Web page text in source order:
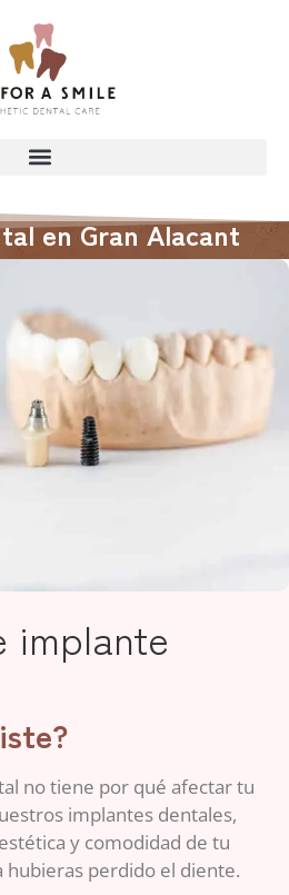
en Gran Alacant
implante
no tiene por qué afectar tu
implantes dentales,
y comodidad de tu
hubieras perdido el diente.